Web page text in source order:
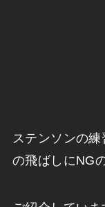
ステンソンの
の飛ばしにNG